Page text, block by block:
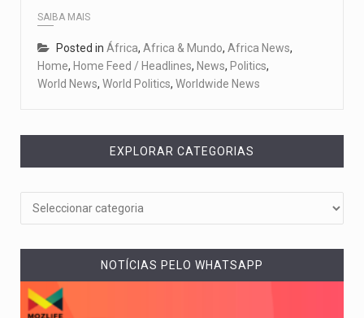
SAIBA MAIS
Posted in África, Africa & Mundo, Africa News,
Home, Home Feed / Headlines, News, Politics,
World News, World Politics, Worldwide News
EXPLORAR CATEGORIAS
NOTÍCIAS PELO WHATSAPP